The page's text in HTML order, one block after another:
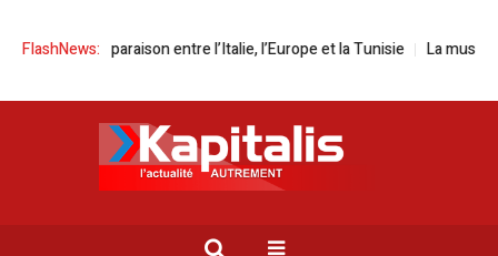
FlashNews:
Comparaison entre l’Italie, l’Europe et la Tunisie La musique